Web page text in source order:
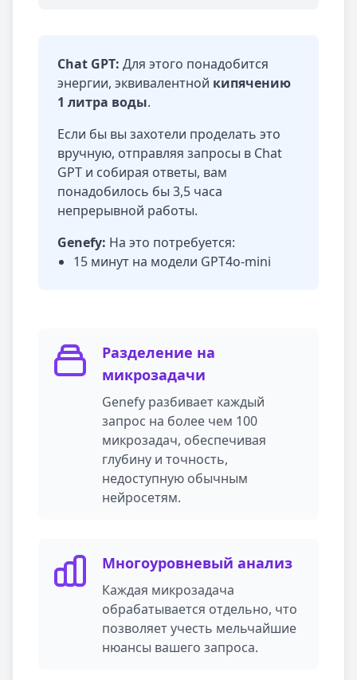
Chat GPT: Для этого понадобится
энергии, эквивалентной кипячению
1 литра воды.
Если бы вы захотели проделать это
вручную, отправляя запросы в Chat
GPT и собирая ответы, вам
понадобилось бы 3,5 часа
непрерывной работы.
Genefy: На это потребуется:
15 минут на модели GPT4o-mini
Разделение на
микрозадачи
Genefy разбивает каждый
запрос на более чем 100
микрозадач, обеспечивая
глубину и точность,
недоступную обычным
нейросетям.
Многоуровневый анализ
Каждая микрозадача
обрабатывается отдельно, что
позволяет учесть мельчайшие
нюансы вашего запроса.